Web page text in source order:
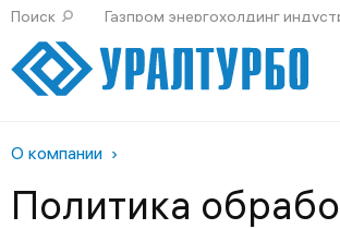
Поиск Газпром энергохолдинг
О компании
Политика